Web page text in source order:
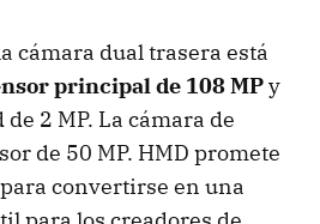
cámara dual trasera está
principal de 108 MPy
2 MP. La cámara de
de 50 MP. HMD promete
convertirse en una